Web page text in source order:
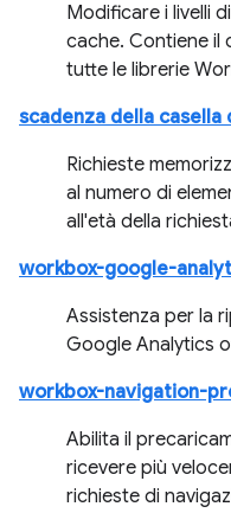
Modificare i livelli
cache. Contiene il
tutte le librerie
scadenza della casella
Richieste
al numero di
all'età della
workbox-google-
Assistenza per la
Google Analytics
workbox-navigation-
Abilita il
ricevere più
richieste di